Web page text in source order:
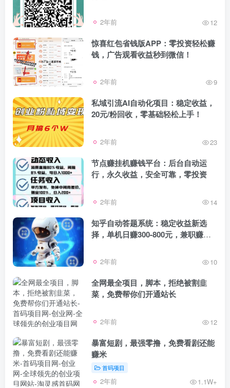
2年前 12
惊喜红包省钱版APP：零投资轻松赚
钱，广告观看收益秒到微信！
2年前 9
私域引流AI自动化项目：稳定收益，
20元/粉回收，零基础轻松上手！
2年前 23
节点赚挂机赚钱平台：后台自动运
行，永久收益，安全可靠，零投资
2年前 14
知乎自动答题系统：稳定收益新选
择，单机日赚300-800元，兼职赚钱
2年前 10
全网最全项目，脚本，拒绝被割韭
菜，免费帮你们开通站长
2年前 12
暴富短剧，最强零撸，免费看剧还能
赚米
首码项目
2年前 1.1W+